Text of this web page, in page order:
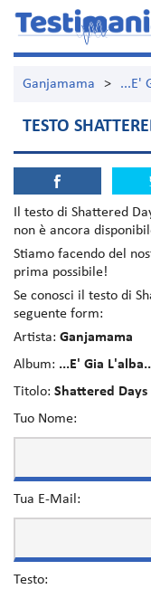
Ganjamama > ...E'
TESTO
Il testo di Shattered
non è ancora
Stiamo facendo del
prima possibile!
Se conosci il testo di
seguente form:
Artista: Ganjamama
Album: ...E' Gia
Titolo: Shattered Days
Tuo Nome:
Tua E-Mail:
Testo: